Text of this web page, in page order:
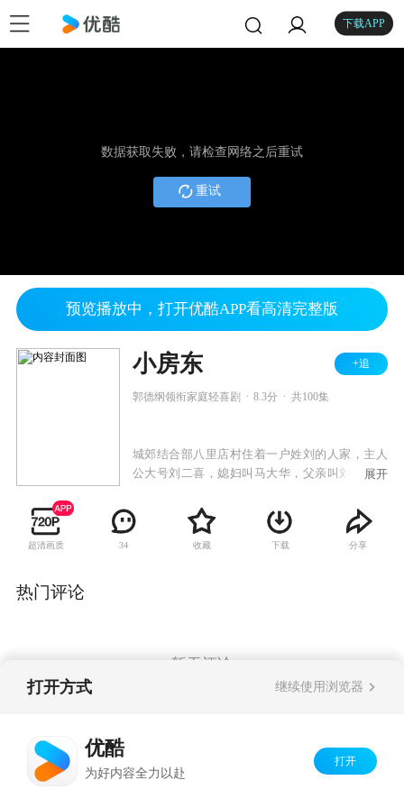
下载APP
数据获取失败，请检查网络之后重试
重试
预览播放中，打开优酷APP看高清完整版
小房东 +追
郭德纲领衔家庭轻喜剧 8.3分 共100集
城郊结合部八里店村住着一户姓刘的人家，主人
公大号刘二喜，媳妇叫马大华，父亲叫刘四爷，
活。
展开
超清画质 34 收藏 下载 分享
热门评论
暂无评论
打开方式 继续使用浏览器
优酷
为好内容全力以赴
打开